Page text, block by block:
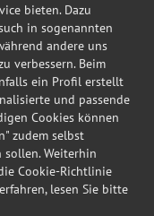
bieten. Dazu
in sogenannten
andere uns
verbessern. Beim
ein Profil erstellt
und passende
Cookies können
zudem selbst
sollen. Weiterhin
Cookie-Richtlinie
lesen Sie bitte